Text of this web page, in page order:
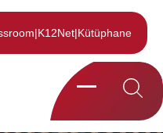
|K12Net|Kütüphane